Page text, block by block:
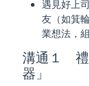
遇見好上
友（如箕
業想法，
溝通１ 禮
器」